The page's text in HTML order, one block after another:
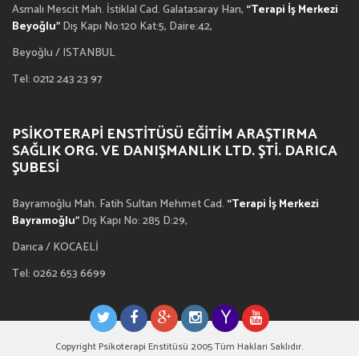
Asmalı Mescit Mah. İstiklal Cad. Galatasaray Han, “Terapi İş Merkezi
Beyoğlu”Dış Kapı No:120 Kat:5, Daire:42,
Beyoğlu / ISTANBUL
Tel: 0212 243 23 97
PSIKOTERAPI ENSTITÜSÜ EĞITIM ARAŞTIRMA
SAĞLIK ORG. VE DANIŞMANLIK LTD. ŞTI. DARICA
ŞUBESI
Bayramoğlu Mah. Fatih Sultan Mehmet Cad. “Terapi İş Merkezi
Bayramoğlu”Dış Kapı No: 285 D:29,
Darıca / KOCAELİ
Tel: 0262 653 6699
Copyright Psikoterapi Enstitüsü 2005 Tüm Hakları Saklıdır.